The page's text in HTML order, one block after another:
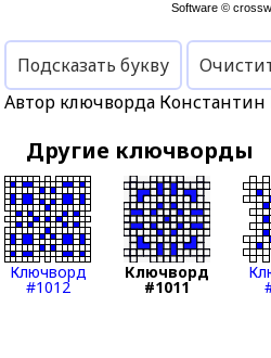
Software ©
Подсказать букву
Автор ключворда Константин
Другие ключворды
Ключворд
#1012
Ключворд
#1011